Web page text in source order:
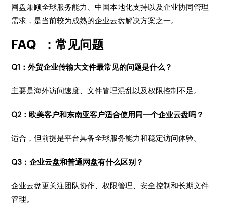
网盘兼顾全球服务能力、中国本地化支持以及企业协同管理
需求，是当前较为成熟的企业云盘解决方案之一。
FAQ ：常见问题
Q1：外贸企业传输大文件最常见的问题是什么？
主要是海外访问速度、文件管理混乱以及权限控制不足。
Q2：欧美客户和东南亚客户适合使用同一个企业云盘吗？
适合，但前提是平台具备全球服务能力和稳定访问体验。
Q3：企业云盘和普通网盘有什么区别？
企业云盘更关注团队协作、权限管理、安全控制和长期文件
管理。